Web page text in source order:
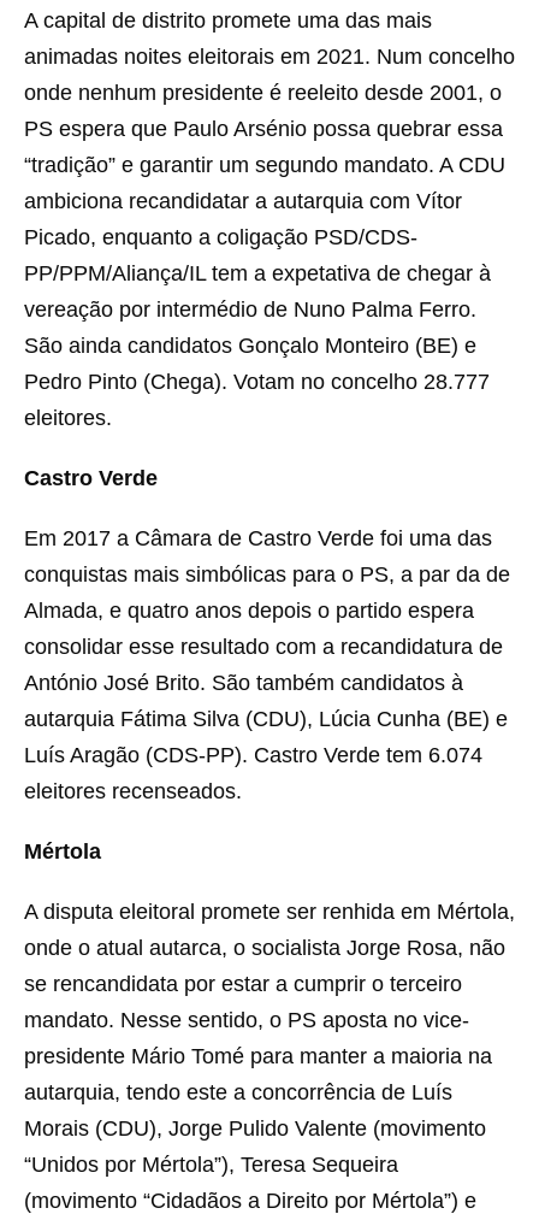
A capital de distrito promete uma das mais
animadas noites eleitorais em 2021. Num concelho
onde nenhum presidente é reeleito desde 2001, o
PS espera que Paulo Arsénio possa quebrar essa
“tradição” e garantir um segundo mandato. A CDU
ambiciona recandidatar a autarquia com Vítor
Picado, enquanto a coligação PSD/CDS-
PP/PPM/Aliança/IL tem a expetativa de chegar à
vereação por intermédio de Nuno Palma Ferro.
São ainda candidatos Gonçalo Monteiro (BE) e
Pedro Pinto (Chega). Votam no concelho 28.777
eleitores.
Castro Verde
Em 2017 a Câmara de Castro Verde foi uma das
conquistas mais simbólicas para o PS, a par da de
Almada, e quatro anos depois o partido espera
consolidar esse resultado com a recandidatura de
António José Brito. São também candidatos à
autarquia Fátima Silva (CDU), Lúcia Cunha (BE) e
Luís Aragão (CDS-PP). Castro Verde tem 6.074
eleitores recenseados.
Mértola
A disputa eleitoral promete ser renhida em Mértola,
onde o atual autarca, o socialista Jorge Rosa, não
se rencandidata por estar a cumprir o terceiro
mandato. Nesse sentido, o PS aposta no vice-
presidente Mário Tomé para manter a maioria na
autarquia, tendo este a concorrência de Luís
Morais (CDU), Jorge Pulido Valente (movimento
“Unidos por Mértola”), Teresa Sequeira
(movimento “Cidadãos a Direito por Mértola”) e